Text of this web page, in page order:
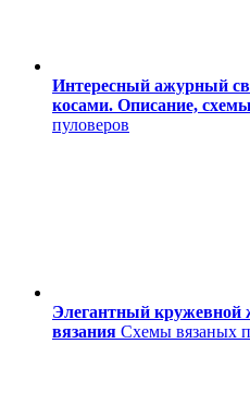
Интересный ажурный
косами. Описание, схемы
пуловеров
Элегантный
вязания Схемы вязаных